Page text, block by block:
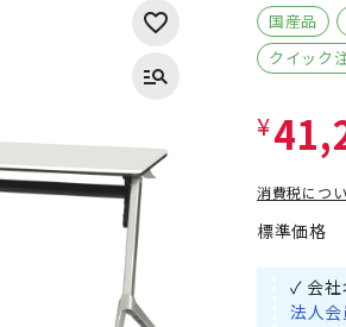
国産品
クイック
¥
消費税につ
標準価格
✓ 会社
法人